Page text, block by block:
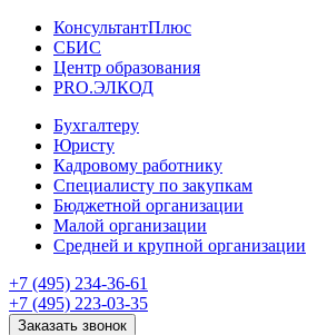
КонсультантПлюс
СБИС
Центр образования
PRO.ЭЛКОД
Бухгалтеру
Юристу
Кадровому работнику
Специалисту по закупкам
Бюджетной организации
Малой организации
Средней и крупной организации
+7 (495) 234-36-61
+7 (495) 223-03-35
Заказать звонок